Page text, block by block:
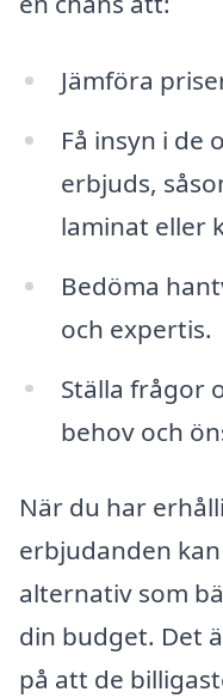
Jämföra
Få insyn i de
erbjuds,
laminat eller
Bedöma
och expertis.
Ställa frågor
behov och
När du har
erbjudanden
alternativ som
din budget. Det
på att de